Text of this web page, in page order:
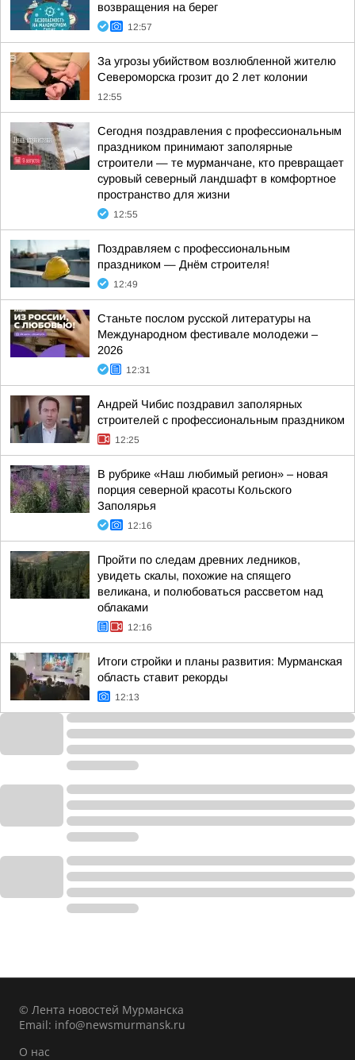
возвращения на берег
12:57
За угрозы убийством возлюбленной жителю
Североморска грозит до 2 лет колонии
12:55
Сегодня поздравления с профессиональным
праздником принимают заполярные
строители — те мурманчане, кто превращает
суровый северный ландшафт в комфортное
пространство для жизни
12:55
Поздравляем с профессиональным
праздником — Днём строителя!
12:49
Станьте послом русской литературы на
Международном фестивале молодежи –
2026
12:31
Андрей Чибис поздравил заполярных
строителей с профессиональным праздником
12:25
В рубрике «Наш любимый регион» – новая
порция северной красоты Кольского
Заполярья
12:16
Пройти по следам древних ледников,
увидеть скалы, похожие на спящего
великана, и полюбоваться рассветом над
облаками
12:16
Итоги стройки и планы развития: Мурманская
область ставит рекорды
12:13
© Лента новостей Мурманска
Email: info@newsmurmansk.ru
О нас